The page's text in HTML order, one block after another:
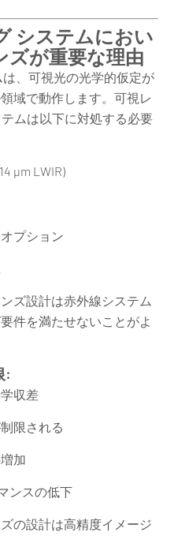
システムにおい
ズが重要な理由
、可視光の光学的仮定が
域で動作します。可視レ
ムは以下に対処する必要
μm LWIR)
プション
ズ設計は赤外線システム
件を満たせないことがよ
:
収差
限される
加
ンスの低下
の設計は高精度イメージ